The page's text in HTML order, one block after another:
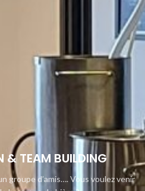
& TEAM BUILDING
groupe d’amis…. Vous voulez venir